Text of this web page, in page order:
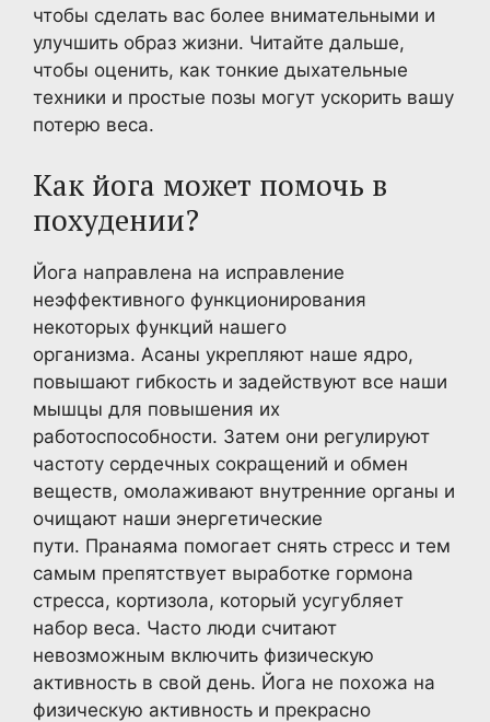
чтобы сделать вас более внимательными и
улучшить образ жизни. Читайте дальше,
чтобы оценить, как тонкие дыхательные
техники и простые позы могут ускорить вашу
потерю веса.
Как йога может помочь в
похудении?
Йога направлена на исправление
неэффективного функционирования
некоторых функций нашего
организма. Асаны укрепляют наше ядро,
повышают гибкость и задействуют все наши
мышцы для повышения их
работоспособности. Затем они регулируют
частоту сердечных сокращений и обмен
веществ, омолаживают внутренние органы и
очищают наши энергетические
пути. Пранаяма помогает снять стресс и тем
самым препятствует выработке гормона
стресса, кортизола, который усугубляет
набор веса. Часто люди считают
невозможным включить физическую
активность в свой день. Йога не похожа на
физическую активность и прекрасно